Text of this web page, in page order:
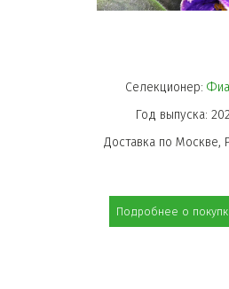
СЕРЬГИ ИЗ
Селекционер:
Год выпуска:
Доставка по Москве,
Подробнее о